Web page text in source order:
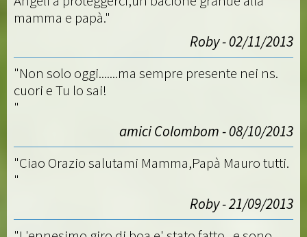
mamma e papà."
Roby - 02/11/2013
"Non solo oggi.......ma sempre presente nei ns.
cuori e Tu lo sai!
"
amici Colombom - 08/10/2013
"Ciao Orazio salutami Mamma,Papà Mauro tutti.
"
Roby - 21/09/2013